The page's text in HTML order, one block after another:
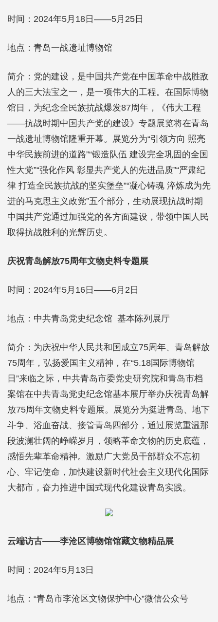
时间：2024年5月18日——5月25日
地点：青岛一战遗址博物馆
简介：党的建设，是中国共产党在中国革命中战胜敌
人的三大法宝之一，是一项伟大的工程。在国际博物
馆日，为纪念全民族抗战爆发87周年，《伟大工程
——抗战时期中国共产党的建设》专题展览将在青岛
一战遗址博物馆隆重开幕。展览分为“引领方向 照亮
中华民族前进的道路”“锻造队伍 建设完全巩固的全国
性大党”“强化作风 彰显共产党人的先进品质”“严肃纪
律 打造全民族抗战的坚实堡垒”“凝心铸魂 淬炼成为先
进的马克思主义政党”五个部分，生动展现抗战时期
中国共产党通过加强党的各方面建设，带领中国人民
取得抗战胜利的光辉历史。
庆祝青岛解放75周年文物史料专题展
时间：2024年5月16日——6月2日
地点：中共青岛党史纪念馆 基本陈列展厅
简介：为庆祝中华人民共和国成立75周年、青岛解放
75周年，弘扬爱国主义精神，在“5.18国际博物馆
日”来临之际，中共青岛市委党史研究院和青岛市档
案馆在中共青岛党史纪念馆基本展厅举办庆祝青岛解
放75周年文物史料专题展。展览分为挺进青岛、地下
斗争、浴血奋战、接管青岛四部分，通过展览重温那
段波澜壮阔的峥嵘岁月，领略革命文物的历史底蕴，
感悟先辈革命精神。激励广大党员干部群众不忘初
心、牢记使命，加快建设新时代社会主义现代化国际
大都市，奋力推进中国式现代化建设青岛实践。
云端访古——李沧区博物馆馆藏文物精品展
时间：2024年5月13日
地点：“青岛市李沧区文物保护中心”微信公众号